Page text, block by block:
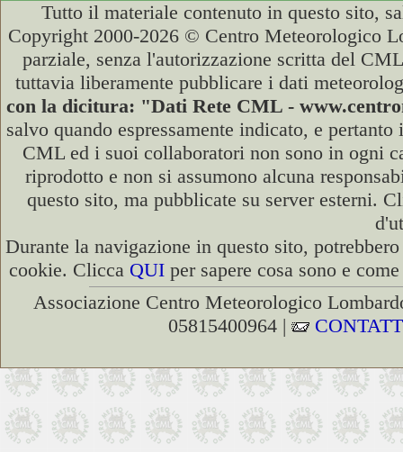
Tutto il materiale contenuto in questo sito,
Copyright 2000-2026 © Centro Meteorologico
parziale, senza l'autorizzazione scritta del
tuttavia liberamente pubblicare i dati
con la dicitura: "Dati Rete CML -
salvo quando espressamente indicato, e
CML ed i suoi collaboratori non sono in ogni
riprodotto e non si assumono alcuna
questo sito, ma pubblicate su server esterni.
Durante la navigazione in questo sito,
cookie. Clicca QUI per sapere cosa sono e
Associazione Centro Meteorologico
05815400964 |